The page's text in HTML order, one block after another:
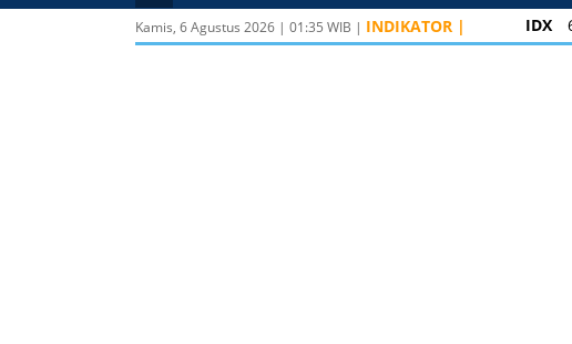
Kamis, 6 Agustus 2026 | 01:35 WIB | INDIKATOR | IDX
IDX